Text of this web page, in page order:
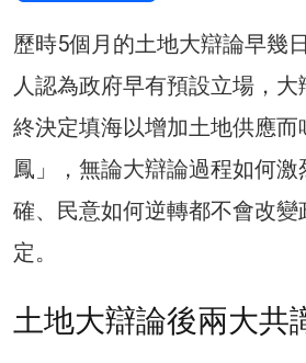
歷時5個月的土地大辯論早幾
人認為政府早有預設立場，
終決定填海以增加土地供應
鳳」，無論大辯論過程如何激
確、民意如何逆轉都不會改
定。
土地大辯論後兩大共